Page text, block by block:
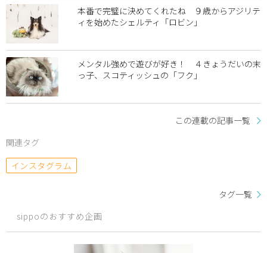
本番で完璧に決めてくれたね ９歳からアジリテ
ィを始めたシェルティ「ロビン」
メンタル強めで遊びが好き！ ４きょうだいの末
っ子、スコティッシュの「フク」
この連載の記事一覧
関連タグ
インスタグラム
タグ一覧
sippoのおすすめ企画